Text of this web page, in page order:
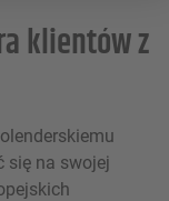
klientów z
się na swojej